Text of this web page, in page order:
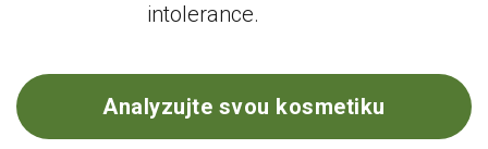
intolerance.
Analyzujte svou kosmetiku